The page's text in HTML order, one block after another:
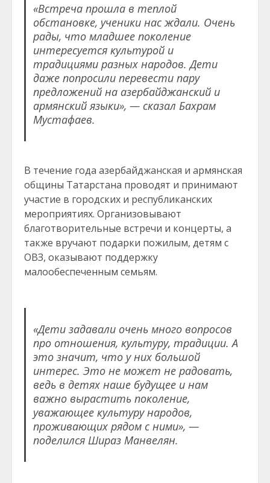
«Встреча прошла в теплой
обстановке, ученики нас ждали. Очень
рады, что младшее поколение
интересуется культурой и
традициями разных народов. Дети
даже попросили перевести пару
предложений на азербайджанский и
армянский языки», — сказал Бахрам
Мустафаев.
В течение года азербайджанская и армянская
общины Татарстана проводят и принимают
участие в городских и республиканских
мероприятиях. Организовывают
благотворительные встречи и концерты, а
также вручают подарки пожилым, детям с
ОВЗ, оказывают поддержку
малообеспеченным семьям.
«Дети задавали очень много вопросов
про отношения, культуру, традиции. А
это значит, что у них большой
интерес. Это не может не радовать,
ведь в детях наше будущее и нам
важно вырастить поколение,
уважающее культуру народов,
проживающих рядом с ними», —
поделился Шираз Манвелян.